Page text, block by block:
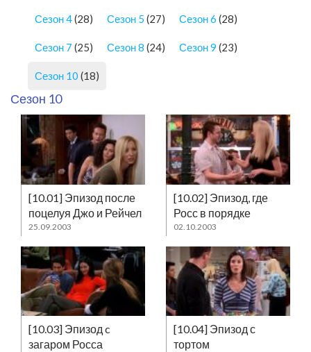
Сезон 4(28) Сезон 5 (27) Сезон 6 (28)
Сезон 7 (25) Сезон 8 (24) Сезон 9 (23)
Сезон 10 (18)
Сезон 10
[10.01] Эпизод после
поцелуя Джо и Рейчел
25.09.2003
[10.02] Эпизод, где
Росс в порядке
02.10.2003
[10.03] Эпизод c
загаром Росса
[10.04] Эпизод с
тортом